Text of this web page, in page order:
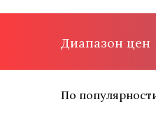
Диапазон цен
По